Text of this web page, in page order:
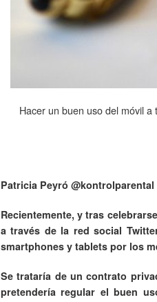
Hacer un buen uso del móvil
Patricia Peyró @kontrolparental
Recientemente, y tras
a través de la red social
smartphones y tablets por los
Se trataría de un contrato
pretendería regular el buen